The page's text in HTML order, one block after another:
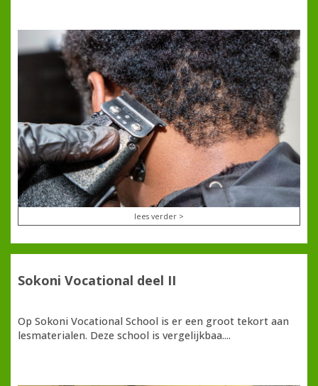
lees verder >
Sokoni Vocational deel II
Op Sokoni Vocational School is er een groot tekort aan
lesmaterialen. Deze school is vergelijkbaa....